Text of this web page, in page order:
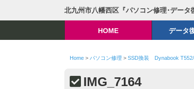
北九州市八幡西区『パソコン修理･データ
HOME データ
Home> パソコン修理 > SSD換装 Dynabook
IMG_7164